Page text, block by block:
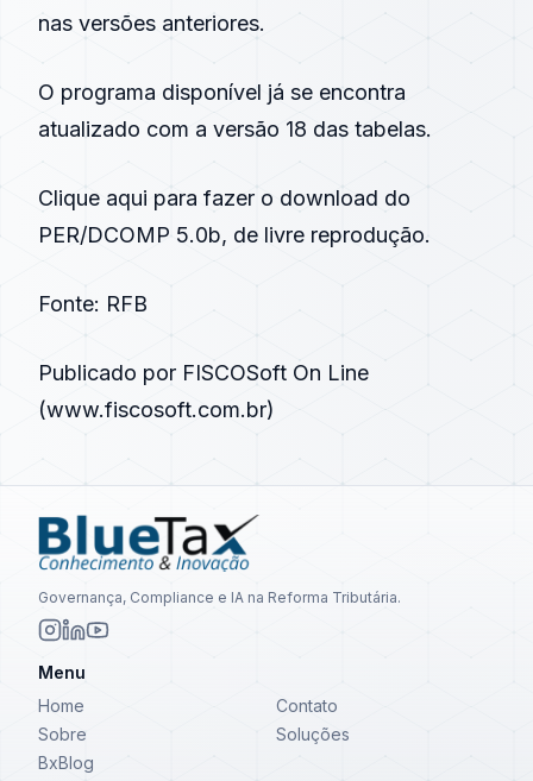
nas versões anteriores.
O programa disponível já se encontra
atualizado com a versão 18 das tabelas.
Clique aqui para fazer o download do
PER/DCOMP 5.0b, de livre reprodução.
Fonte: RFB
Publicado por FISCOSoft On Line
(www.fiscosoft.com.br)
Governança, Compliance e IA na Reforma Tributária.
Menu
Home
Contato
Sobre
Soluções
BxBlog